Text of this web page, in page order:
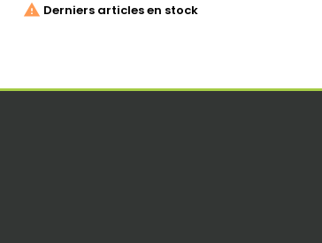
 Derniers articles en stock